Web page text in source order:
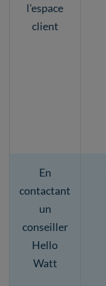
l’espace
client
En
contactant
un
conseiller
Hello
Watt